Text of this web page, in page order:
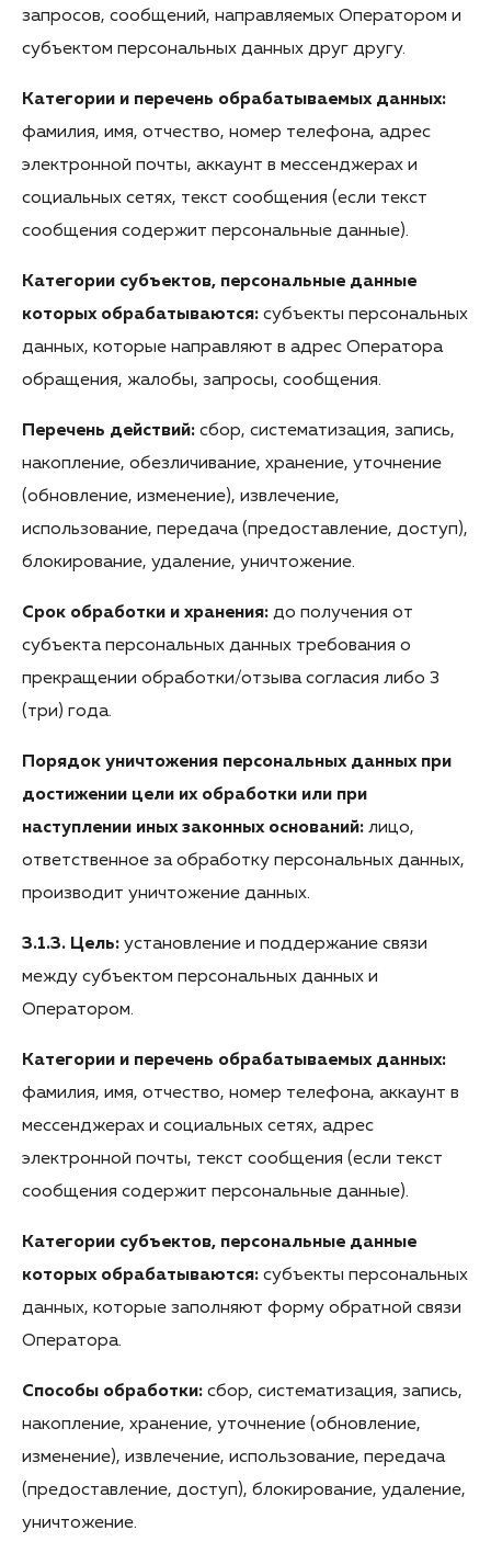
запросов, сообщений, направляемых Оператором и
субъектом персональных данных друг другу.
Категории и перечень обрабатываемых данных:
фамилия, имя, отчество, номер телефона, адрес
электронной почты, аккаунт в мессенджерах и
социальных сетях, текст сообщения (если текст
сообщения содержит персональные данные).
Категории субъектов, персональные данные
которых обрабатываются: субъекты персональных
данных, которые направляют в адрес Оператора
обращения, жалобы, запросы, сообщения.
Перечень действий: сбор, систематизация, запись,
накопление, обезличивание, хранение, уточнение
(обновление, изменение), извлечение,
использование, передача (предоставление, доступ),
блокирование, удаление, уничтожение.
Срок обработки и хранения: до получения от
субъекта персональных данных требования о
прекращении обработки/отзыва согласия либо 3
(три) года.
Порядок уничтожения персональных данных при
достижении цели их обработки или при
наступлении иных законных оснований: лицо,
ответственное за обработку персональных данных,
производит уничтожение данных.
3.1.3. Цель: установление и поддержание связи
между субъектом персональных данных и
Оператором.
Категории и перечень обрабатываемых данных:
фамилия, имя, отчество, номер телефона, аккаунт в
мессенджерах и социальных сетях, адрес
электронной почты, текст сообщения (если текст
сообщения содержит персональные данные).
Категории субъектов, персональные данные
которых обрабатываются: субъекты персональных
данных, которые заполняют форму обратной связи
Оператора.
Способы обработки: сбор, систематизация, запись,
накопление, хранение, уточнение (обновление,
изменение), извлечение, использование, передача
(предоставление, доступ), блокирование, удаление,
уничтожение.